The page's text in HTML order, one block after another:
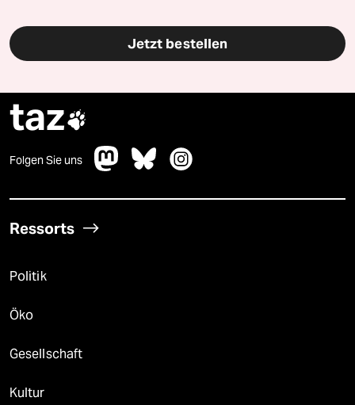
Jetzt bestellen
taz
Folgen Sie uns
Ressorts
Politik
Öko
Gesellschaft
Kultur